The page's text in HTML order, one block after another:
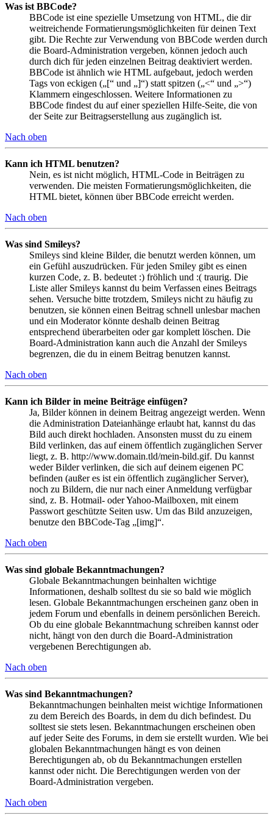
Was ist BBCode?
BBCode ist eine spezielle Umsetzung von HTML, die dir
weitreichende Formatierungsmöglichkeiten für deinen Text
gibt. Die Rechte zur Verwendung von BBCode werden durch
die Board-Administration vergeben, können jedoch auch
durch dich für jeden einzelnen Beitrag deaktiviert werden.
BBCode ist ähnlich wie HTML aufgebaut, jedoch werden
Tags von eckigen („[“ und „]“) statt spitzen („<“ und „>“)
Klammern eingeschlossen. Weitere Informationen zu
BBCode findest du auf einer speziellen Hilfe-Seite, die von
der Seite zur Beitragserstellung aus zugänglich ist.
Nach oben
Kann ich HTML benutzen?
Nein, es ist nicht möglich, HTML-Code in Beiträgen zu
verwenden. Die meisten Formatierungsmöglichkeiten, die
HTML bietet, können über BBCode erreicht werden.
Nach oben
Was sind Smileys?
Smileys sind kleine Bilder, die benutzt werden können, um
ein Gefühl auszudrücken. Für jeden Smiley gibt es einen
kurzen Code, z. B. bedeutet :) fröhlich und :( traurig. Die
Liste aller Smileys kannst du beim Verfassen eines Beitrags
sehen. Versuche bitte trotzdem, Smileys nicht zu häufig zu
benutzen, sie können einen Beitrag schnell unlesbar machen
und ein Moderator könnte deshalb deinen Beitrag
entsprechend überarbeiten oder gar komplett löschen. Die
Board-Administration kann auch die Anzahl der Smileys
begrenzen, die du in einem Beitrag benutzen kannst.
Nach oben
Kann ich Bilder in meine Beiträge einfügen?
Ja, Bilder können in deinem Beitrag angezeigt werden. Wenn
die Administration Dateianhänge erlaubt hat, kannst du das
Bild auch direkt hochladen. Ansonsten musst du zu einem
Bild verlinken, das auf einem öffentlich zugänglichen Server
liegt, z. B. http://www.domain.tld/mein-bild.gif. Du kannst
weder Bilder verlinken, die sich auf deinem eigenen PC
befinden (außer es ist ein öffentlich zugänglicher Server),
noch zu Bildern, die nur nach einer Anmeldung verfügbar
sind, z. B. Hotmail- oder Yahoo-Mailboxen, mit einem
Passwort geschützte Seiten usw. Um das Bild anzuzeigen,
benutze den BBCode-Tag „[img]“.
Nach oben
Was sind globale Bekanntmachungen?
Globale Bekanntmachungen beinhalten wichtige
Informationen, deshalb solltest du sie so bald wie möglich
lesen. Globale Bekanntmachungen erscheinen ganz oben in
jedem Forum und ebenfalls in deinem persönlichen Bereich.
Ob du eine globale Bekanntmachung schreiben kannst oder
nicht, hängt von den durch die Board-Administration
vergebenen Berechtigungen ab.
Nach oben
Was sind Bekanntmachungen?
Bekanntmachungen beinhalten meist wichtige Informationen
zu dem Bereich des Boards, in dem du dich befindest. Du
solltest sie stets lesen. Bekanntmachungen erscheinen oben
auf jeder Seite des Forums, in dem sie erstellt wurden. Wie bei
globalen Bekanntmachungen hängt es von deinen
Berechtigungen ab, ob du Bekanntmachungen erstellen
kannst oder nicht. Die Berechtigungen werden von der
Board-Administration vergeben.
Nach oben